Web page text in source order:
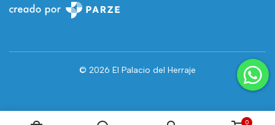
© 2026 El Palacio del Herraje
0